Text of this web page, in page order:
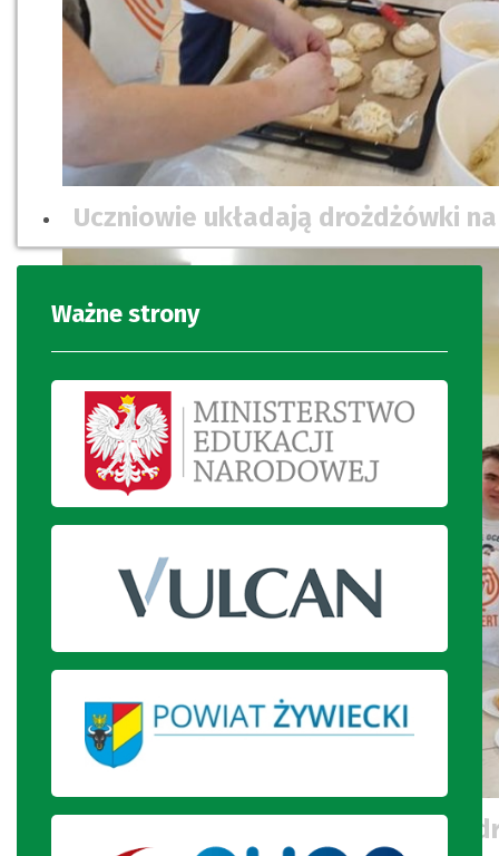
Uczniowie układają drożdżówki
Uczniowie prezentują upieczone
Ważne strony